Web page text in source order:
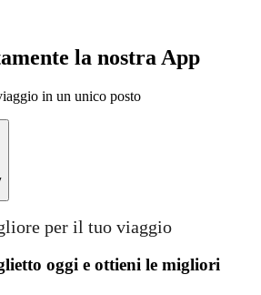
la nostra App
in un unico posto
per il tuo viaggio
oggi e ottieni le migliori